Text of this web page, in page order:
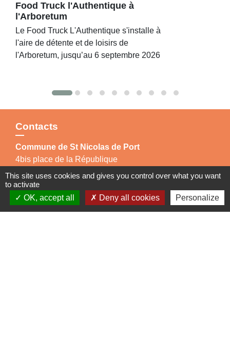
Food Truck l'Authentique à
l'Arboretum
Le Food Truck L'Authentique s'installe à
l'aire de détente et de loisirs de
l'Arboretum, jusqu’au 6 septembre 2026
Contacts
Commune de St Nicolas de Port
4bis place de la République
54210 Saint-Nicolas-de-Port - FRANCE
+33 3 83 48 15 15
This site uses cookies and gives you control over what you want
to activate
OK, accept all
Deny all cookies Personalize